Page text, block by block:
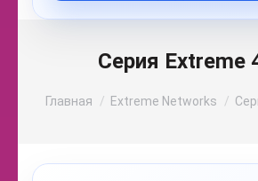
Серия Extreme
Главная Extreme Networks